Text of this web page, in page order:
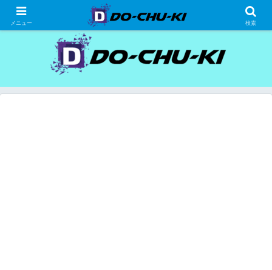
高級ホテルの格安宿泊研究、宿泊記
メニュー 検索